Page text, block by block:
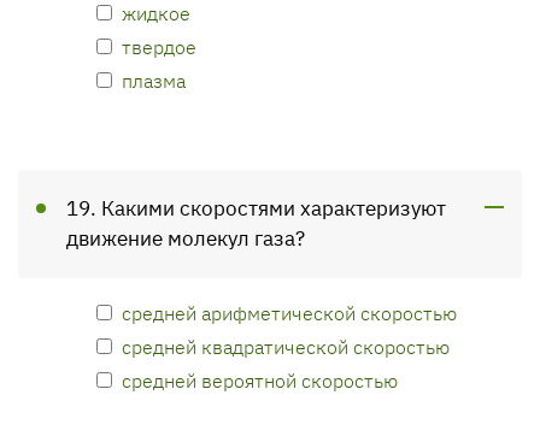
жидкое
твердое
плазма
19. Какими скоростями характеризуют
движение молекул газа?
средней арифметической скоростью
средней квадратической скоростью
средней вероятной скоростью